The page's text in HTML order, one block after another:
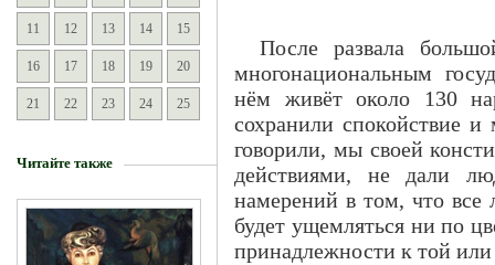
11 12 13 14 15
16 17 18 19 20
21 22 23 24 25
Читайте также
После развала
многонациональным
нём живёт около 130
сохранили спокойствие
говорили, мы своей
действиями, не дали
намерений в том, что все
будет ущемляться ни по
принадлежности к той или